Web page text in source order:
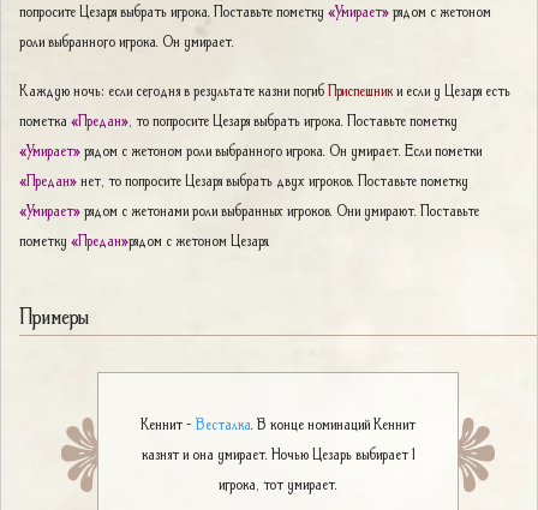
попросите Цезаря выбрать игрока. Поставьте пометку «Умирает»рядом с жетоном
роли выбранного игрока. Он умирает.
Каждую ночь: если сегодня в результате казни погибПриспешники если у Цезаря есть
пометка «Предан» , то попросите Цезаря выбрать игрока. Поставьте пометку
«Умирает»рядом с жетоном роли выбранного игрока. Он умирает. Если пометки
«Предан»нет, то попросите Цезаря выбрать двух игроков. Поставьте пометку
«Умирает»рядом с жетонами роли выбранных игроков. Они умирают. Поставьте
пометку «Предан»рядом с жетоном Цезаря.
Примеры
Кеннит - Весталка . В конце номинаций Кеннит
казнят и она умирает. Ночью Цезарь выбирает 1
игрока, тот умирает.